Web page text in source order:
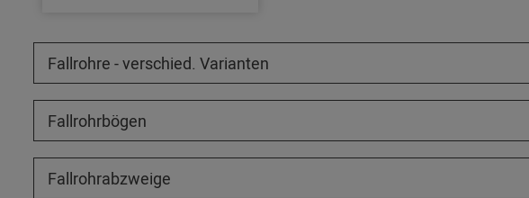
Fallrohre - verschied. Varianten
Fallrohrbögen
Fallrohrabzweige